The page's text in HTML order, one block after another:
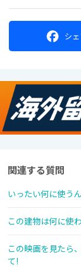
シ
関連する質問
いったい何に使う
この建物は何に使
この映画を見たら
て!